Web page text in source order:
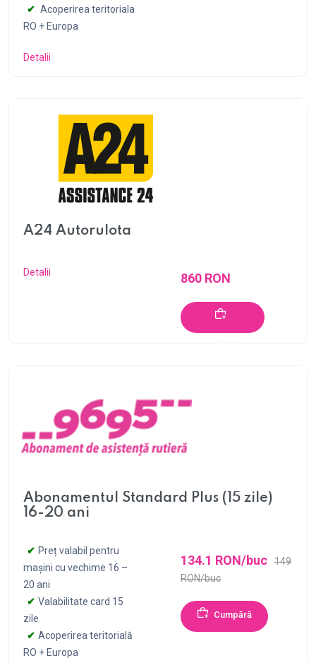
Acoperirea teritoriala
RO + Europa
Detalii
A24 Autorulota
Detalii 860 RON
Abonamentul Standard Plus (15 zile)
16-20 ani
Preț valabil pentru
mașini cu vechime 16 –
20 ani
Valabilitate card 15
zile
Acoperirea teritorială
RO + Europa
134.1 RON/buc
149
RON/buc
Cumpără